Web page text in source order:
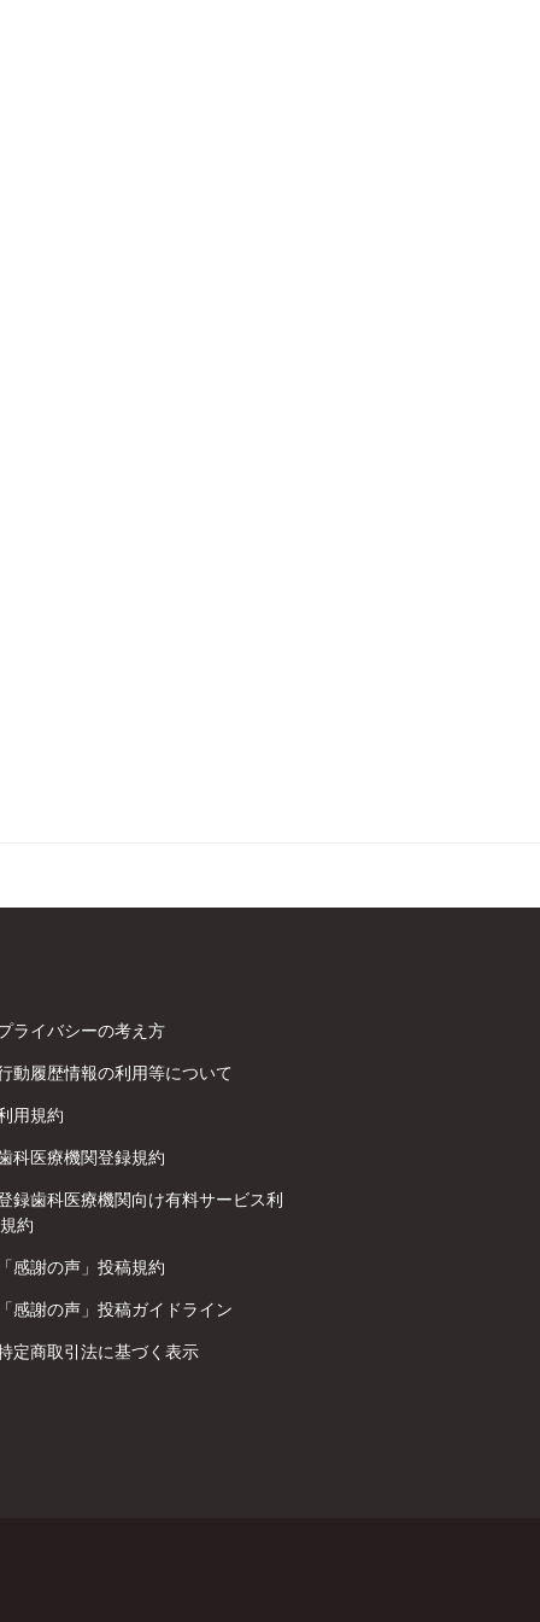
ライバシーの考え方
動履歴情報の利用等について
用規約
科医療機関登録規約
録歯科医療機関向け有料サービス利
約
「感謝の声」投稿規約
「感謝の声」投稿ガイドライン
定商取引法に基づく表示